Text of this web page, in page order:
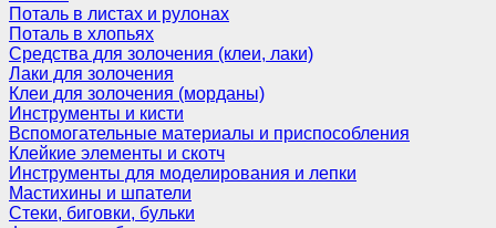
Поталь в листах и рулонах
Поталь в хлопьях
Средства для золочения (клеи, лаки)
Лаки для золочения
Клеи для золочения (морданы)
Инструменты и кисти
Вспомогательные материалы и приспособления
Клейкие элементы и скотч
Инструменты для моделирования и лепки
Мастихины и шпатели
Стеки, биговки, бульки